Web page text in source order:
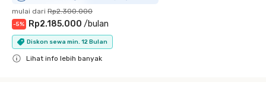
mulai dari Rp2.300.000
-5% Rp2.185.000 /bulan
Diskon sewa min. 12 Bulan
Lihat info lebih banyak